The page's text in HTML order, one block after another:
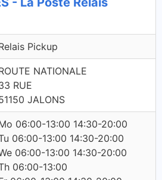
Pickup
NATIONALE
RUE
JALONS
06:00-13:00 14:30-20:00
06:00-13:00 14:30-20:00
06:00-13:00 14:30-20:00
06:00-13:00